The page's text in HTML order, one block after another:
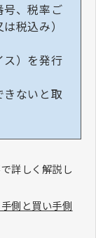
号、税率ご
税込み）
ス）を発行
きないと取
詳しく解説し
側と買い手側